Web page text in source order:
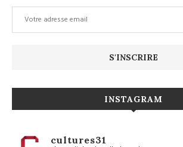
INSTAGRAM
cultures31